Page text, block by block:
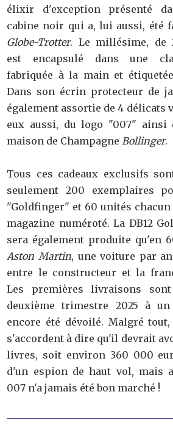
élixir d'exception présenté
cabine noir qui a, lui aussi, été
Globe-Trotter. Le millésime, de
est encapsulé dans une
fabriquée à la main et
Dans son écrin protecteur de
également assortie de 4 délicats
eux aussi, du logo "007" ainsi
maison de ChampagneBollinger.
Tous ces cadeaux exclusifs
seulement 200 exemplaires
"Goldfinger" et 60 unités
magazine numéroté. La DB12
sera également produite qu'en
Aston Martin, une voiture par
entre le constructeur et la
Les premières livraisons
deuxième trimestre 2025 à
encore été dévoilé. Malgré
s'accordent à dire qu'il devrait
livres, soit environ 360 000
d'un espion de haut vol, mais
007 n'a jamais été bon marché !